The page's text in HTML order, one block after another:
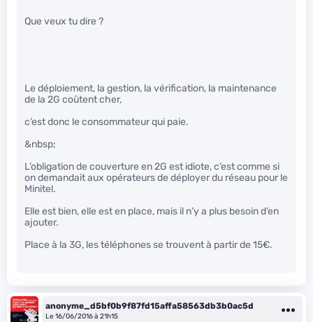
Que veux tu dire ?
Le déploiement, la gestion, la vérification, la maintenance
de la 2G coûtent cher,
c’est donc le consommateur qui paie.
&nbsp;
L’obligation de couverture en 2G est idiote, c’est comme si
on demandait aux opérateurs de déployer du réseau pour le
Minitel.
Elle est bien, elle est en place, mais il n’y a plus besoin d’en
ajouter.
Place à la 3G, les téléphones se trouvent à partir de 15€.
anonyme_d5bf0b9f87fd15affa58563db3b0ac5d
Le 16/06/2016 à 21h15